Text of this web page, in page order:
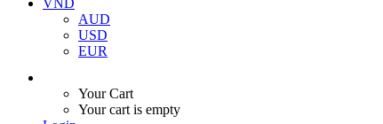
VND
AUD
USD
EUR
Your Cart
Your cart is empty